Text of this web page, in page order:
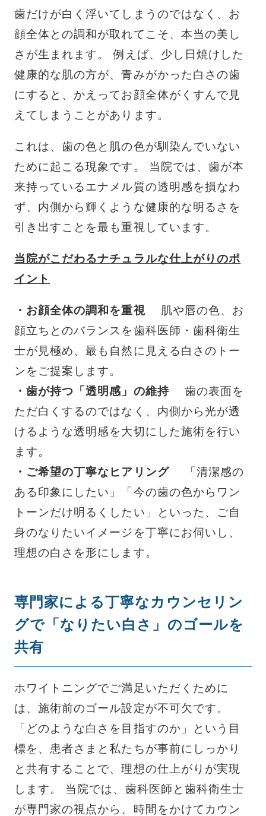
歯だけが白く浮いてしまうのではなく、お
顔全体との調和が取れてこそ、本当の美し
さが生まれます。 例えば、少し日焼けした
健康的な肌の方が、青みがかった白さの歯
にすると、かえってお顔全体がくすんで見
えてしまうことがあります。
これは、歯の色と肌の色が馴染んでいない
ために起こる現象です。 当院では、歯が本
来持っているエナメル質の透明感を損なわ
ず、内側から輝くような健康的な明るさを
引き出すことを最も重視しています。
当院がこだわるナチュラルな仕上がりのポ
イント
・お顔全体の調和を重視肌や唇の色、お
顔立ちとのバランスを歯科医師・歯科衛生
士が見極め、最も自然に見える白さのトー
ンをご提案します。
・歯が持つ「透明感」の維持歯の表面を
ただ白くするのではなく、内側から光が透
けるような透明感を大切にした施術を行い
ます。
・ご希望の丁寧なヒアリング「清潔感の
ある印象にしたい」「今の歯の色からワン
トーンだけ明るくしたい」といった、ご自
身のなりたいイメージを丁寧にお伺いし、
理想の白さを形にします。
専門家による丁寧なカウンセリン
グで「なりたい白さ」のゴールを
共有
ホワイトニングでご満足いただくために
は、施術前のゴール設定が不可欠です。
「どのような白さを目指すのか」という目
標を、患者さまと私たちが事前にしっかり
と共有することで、理想の仕上がりが実現
します。 当院では、歯科医師と歯科衛生士
が専門家の視点から、時間をかけてカウン